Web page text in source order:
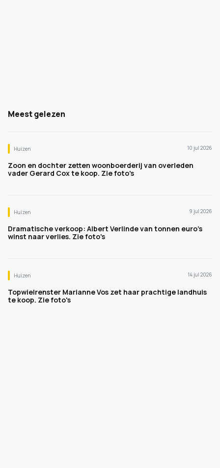
Meest gelezen
Huizen 10 jul 2026
Zoon en dochter zetten woonboerderij van overleden
vader Gerard Cox te koop. Zie foto's
Huizen 9 jul 2026
Dramatische verkoop: Albert Verlinde van tonnen euro's
winst naar verlies. Zie foto's
Huizen 14 jul 2026
Topwielrenster Marianne Vos zet haar prachtige landhuis
te koop. Zie foto's